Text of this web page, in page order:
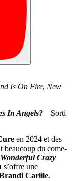
Is On Fire, New
In Angels? – Sorti
en 2024 et des
beaucoup du come-
Wonderful Crazy
s’offre une
Carlile.